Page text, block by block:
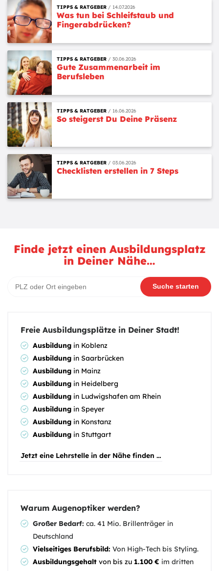
TIPPS & RATGEBER 14.07.2026
Was tun bei Schleifstaub und
Fingerabdrücken?
TIPPS & RATGEBER 30.06.2026
Gute Zusammenarbeit im
Berufsleben
TIPPS & RATGEBER 16.06.2026
So steigerst Du Deine Präsenz
TIPPS & RATGEBER 03.06.2026
Checklisten erstellen in 7 Steps
Finde jetzt einen Ausbildungsplatz
in Deiner Nähe…
Ausbildungsplatzsuche Suche starten
Freie Ausbildungsplätze in Deiner Stadt!
Ausbildung in Koblenz
Ausbildung in Saarbrücken
Ausbildung in Mainz
Ausbildung in Heidelberg
Ausbildung in Ludwigshafen am Rhein
Ausbildung in Speyer
Ausbildung in Konstanz
Ausbildung in Stuttgart
Jetzt eine Lehrstelle in der Nähe finden …
Warum Augenoptiker werden?
Großer Bedarf: ca. 41 Mio. Brillenträger in
Deutschland
Vielseitiges Berufsbild: Von High-Tech bis Styling.
Ausbildungsgehalt von bis zu 1.100 € im dritten